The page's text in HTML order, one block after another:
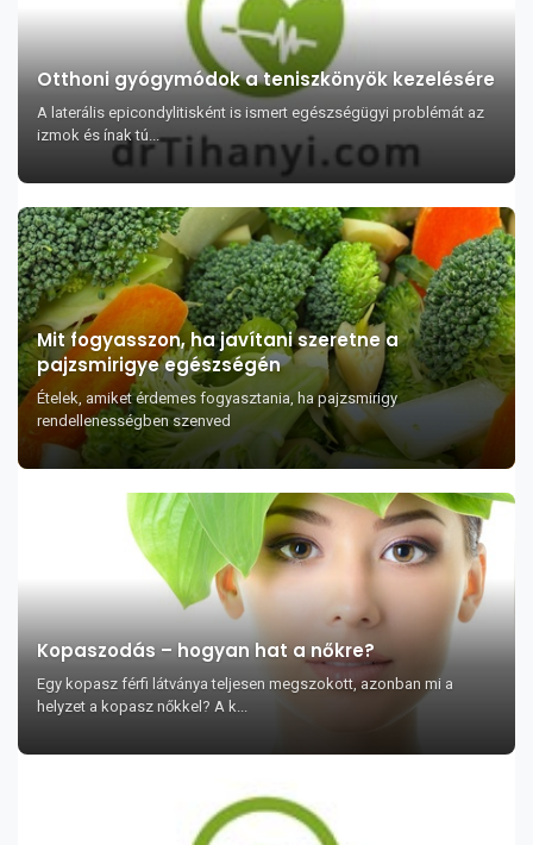
Otthoni gyógymódok a teniszkönyök kezelésére
A laterális epicondylitisként is ismert egészségügyi problémát az
izmok és ínak tú...
Mit fogyasszon, ha javítani szeretne a
pajzsmirigye egészségén
Ételek, amiket érdemes fogyasztania, ha pajzsmirigy
rendellenességben szenved
Kopaszodás – hogyan hat a nőkre?
Egy kopasz férfi látványa teljesen megszokott, azonban mi a
helyzet a kopasz nőkkel? A k...